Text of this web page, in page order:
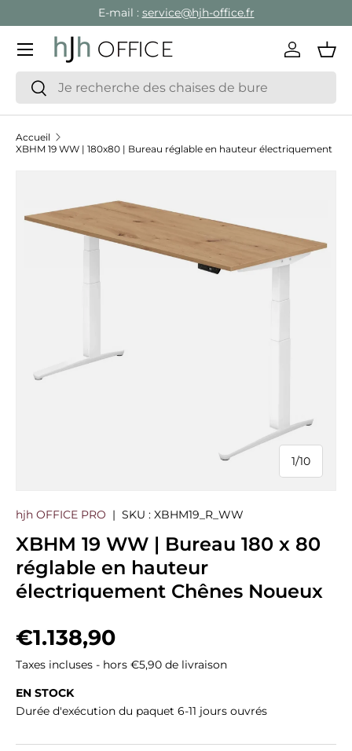
Aller au contenu
E-mail : service@hjh-office.fr
Recherche
Rechercher
Se
Menu
Accueil
XBHM 19 WW | 180x80 | Bureau réglable en hauteur électriquement
Passer aux informations produits
1/
de
10
hjh OFFICE PRO | SKU : XBHM19_R_WW
XBHM 19 WW | Bureau 180 x 80
réglable en hauteur
électriquement Chênes Noueux
Prix habituel
€1.138,90
Taxes incluses - hors €5,90 de livraison
EN STOCK
Durée d'exécution du paquet 6-11 jours ouvrés